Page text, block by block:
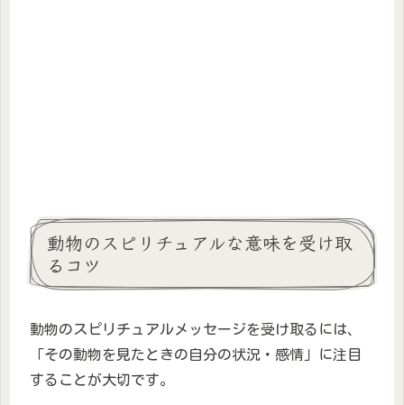
動物のスピリチュアルな意味を受け取
るコツ
動物のスピリチュアルメッセージを受け取るには、
「その動物を見たときの自分の状況・感情」に注目
することが大切です。